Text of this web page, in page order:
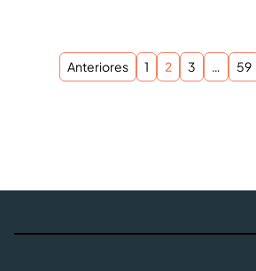
Paginación de
Anteriores 1 2 3 … 59